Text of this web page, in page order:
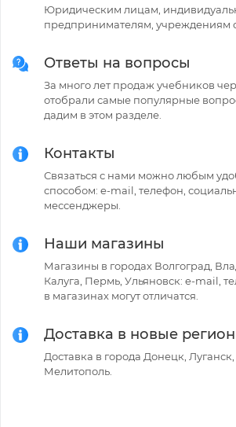
Юридическим лицам,
предпринимателям, учреждениям
Ответы на вопросы
За много лет продаж учебников
отобрали самые популярные
дадим в этом разделе.
Контакты
Связаться с нами можно любым
способом: e-mail, телефон,
мессенджеры.
Наши магазины
Магазины в городах Волгоград,
Калуга, Пермь, Ульяновск: e-mail,
в магазинах могут отличатся.
Доставка в новые
Доставка в города Донецк,
Мелитополь.